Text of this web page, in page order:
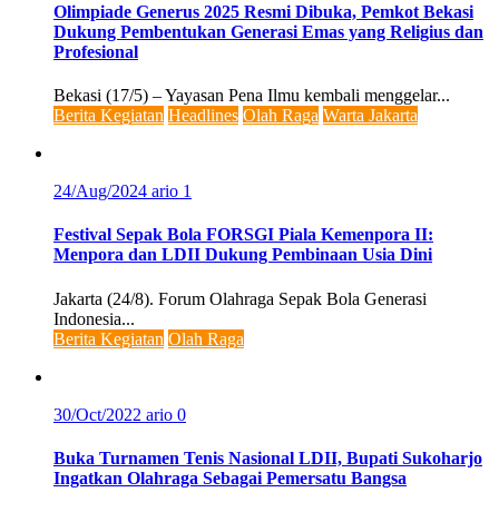
Olimpiade Generus 2025 Resmi Dibuka, Pemkot Bekasi
Dukung Pembentukan Generasi Emas yang Religius dan
Profesional
Bekasi (17/5) – Yayasan Pena Ilmu kembali menggelar...
Berita Kegiatan Headlines Olah Raga Warta Jakarta
24/Aug/2024 ario 1
Festival Sepak Bola FORSGI Piala Kemenpora II:
Menpora dan LDII Dukung Pembinaan Usia Dini
Jakarta (24/8). Forum Olahraga Sepak Bola Generasi
Indonesia...
Berita Kegiatan Olah Raga
30/Oct/2022 ario 0
Buka Turnamen Tenis Nasional LDII, Bupati Sukoharjo
Ingatkan Olahraga Sebagai Pemersatu Bangsa